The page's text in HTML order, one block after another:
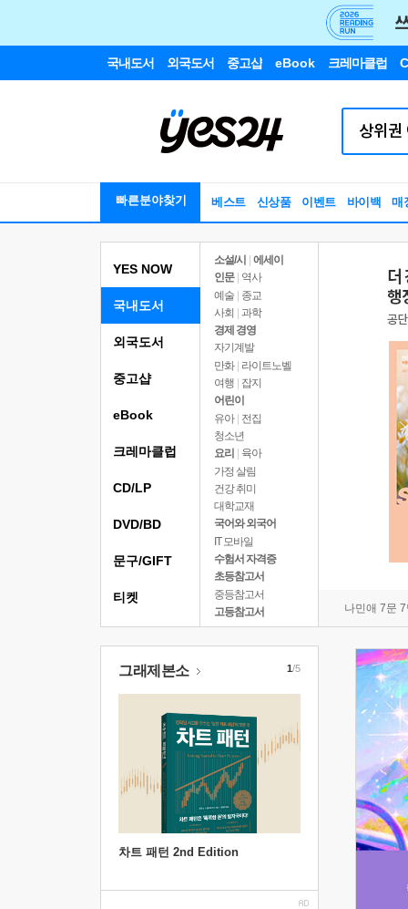
국내도서 외국도서 중고샵 eBook 크레마클럽
빠른분야찾기 베스트 신상품 이벤트 바이백 매
YES NOW
국내도서
소설/시
에세이
인문
역사
예술 | 종교
사회 | 과학
경제 경영
자기계발
만화 | 라이트노벨
여행
잡지
어린이
유아 | 전집
청소년
요리
육아
가정 살림
건강 취미
대학교재
국어와 외국어
IT 모바일
수험서 자격증
초등참고서
중등참고서
고등참고서
나민애 7문
외국도서
중고샵
eBook
크레마클럽
CD/LP
DVD/BD
문구/GIFT
티켓
그래제본소
차트 패턴 2nd Edition
1/5